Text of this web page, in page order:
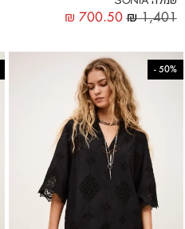
₪1,401
₪ 700.50
50%
-